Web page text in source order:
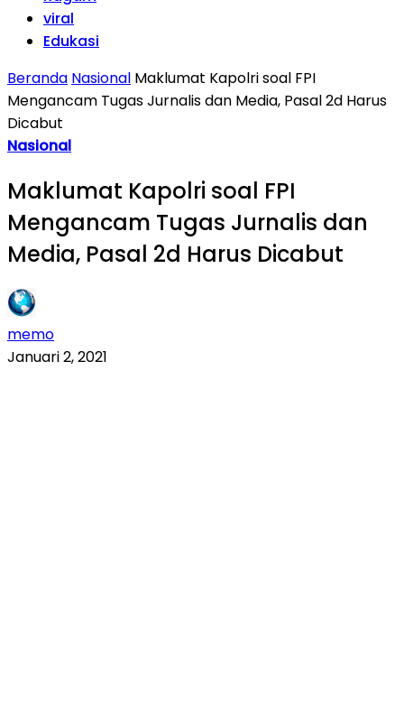
viral
Edukasi
Beranda Nasional Maklumat Kapolri soal FPI
Mengancam Tugas Jurnalis dan Media, Pasal 2d Harus
Dicabut
Nasional
Maklumat Kapolri soal FPI
Mengancam Tugas Jurnalis dan
Media, Pasal 2d Harus Dicabut
memo
Januari 2, 2021